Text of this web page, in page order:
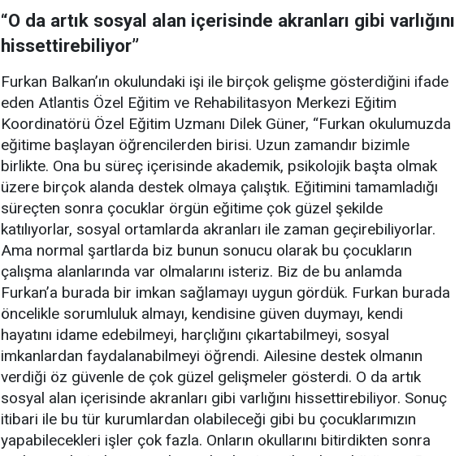
“O da artık sosyal alan içerisinde akranları gibi varlığını
hissettirebiliyor”
Furkan Balkan’ın okulundaki işi ile birçok gelişme gösterdiğini ifade
eden Atlantis Özel Eğitim ve Rehabilitasyon Merkezi Eğitim
Koordinatörü Özel Eğitim Uzmanı Dilek Güner, “Furkan okulumuzda
eğitime başlayan öğrencilerden birisi. Uzun zamandır bizimle
birlikte. Ona bu süreç içerisinde akademik, psikolojik başta olmak
üzere birçok alanda destek olmaya çalıştık. Eğitimini tamamladığı
süreçten sonra çocuklar örgün eğitime çok güzel şekilde
katılıyorlar, sosyal ortamlarda akranları ile zaman geçirebiliyorlar.
Ama normal şartlarda biz bunun sonucu olarak bu çocukların
çalışma alanlarında var olmalarını isteriz. Biz de bu anlamda
Furkan’a burada bir imkan sağlamayı uygun gördük. Furkan burada
öncelikle sorumluluk almayı, kendisine güven duymayı, kendi
hayatını idame edebilmeyi, harçlığını çıkartabilmeyi, sosyal
imkanlardan faydalanabilmeyi öğrendi. Ailesine destek olmanın
verdiği öz güvenle de çok güzel gelişmeler gösterdi. O da artık
sosyal alan içerisinde akranları gibi varlığını hissettirebiliyor. Sonuç
itibari ile bu tür kurumlardan olabileceği gibi bu çocuklarımızın
yapabilecekleri işler çok fazla. Onların okullarını bitirdikten sonra